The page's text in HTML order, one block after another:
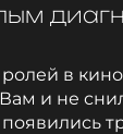
в
и не